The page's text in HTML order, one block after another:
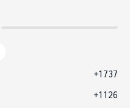
+1737
+1126